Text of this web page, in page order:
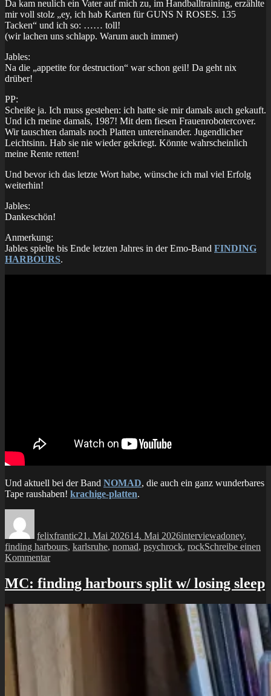
Da kam neulich ein Vater auf mich zu, im Handballtraining, erzählte
mir voll stolz „ey, ich hab Karten für GUNS N ROSES. 135
Tacken“ und ich so: …… toll!
(wir lachen uns schlapp. Warum auch immer)
Jables:
Na die „appetite for destruction“ war schon geil! Da geht nix
drüber!
PP:
Scheiße ja. Ich muss gestehen: ich hatte sie mir damals auch gekauft.
Und ich meine damals, 1987! Mit dem fiesen Frauenrobotercover.
Wir tauschten damals noch Platten untereinander. Jugendlicher
Leichtsinn. Hab sie nie wieder gekriegt. Könnte wahrscheinlich
meine Rente retten!
Und bevor ich das letzte Wort habe, wünsche ich mal viel Erfolg
weiterhin!
Jables:
Dankeschön!
Anmerkung:
Jables spielte bis Ende letzten Jahres in der Emo-Band FINDING
HARBOURS.
Und aktuell bei der Band NOMAD, die auch ein ganz wunderbares
Tape raushaben! krachige-platten.
felixfrantic21. Mai 202614. Mai 2026interviewadoney,
finding harbours, karlsruhe, nomad, psychrock, rockSchreibe einen
Kommentarzu
#4
–
MC: finding harbours split w/ losing sleep